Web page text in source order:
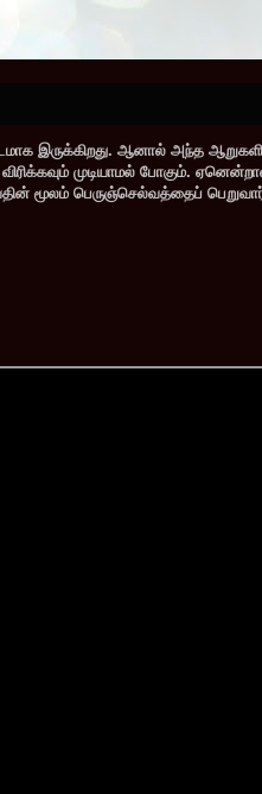
இருக்கிறது. ஆனால் அந்த
முடியாமல் போகும்.
மூலம் பெருஞ்செல்வத்தைப்